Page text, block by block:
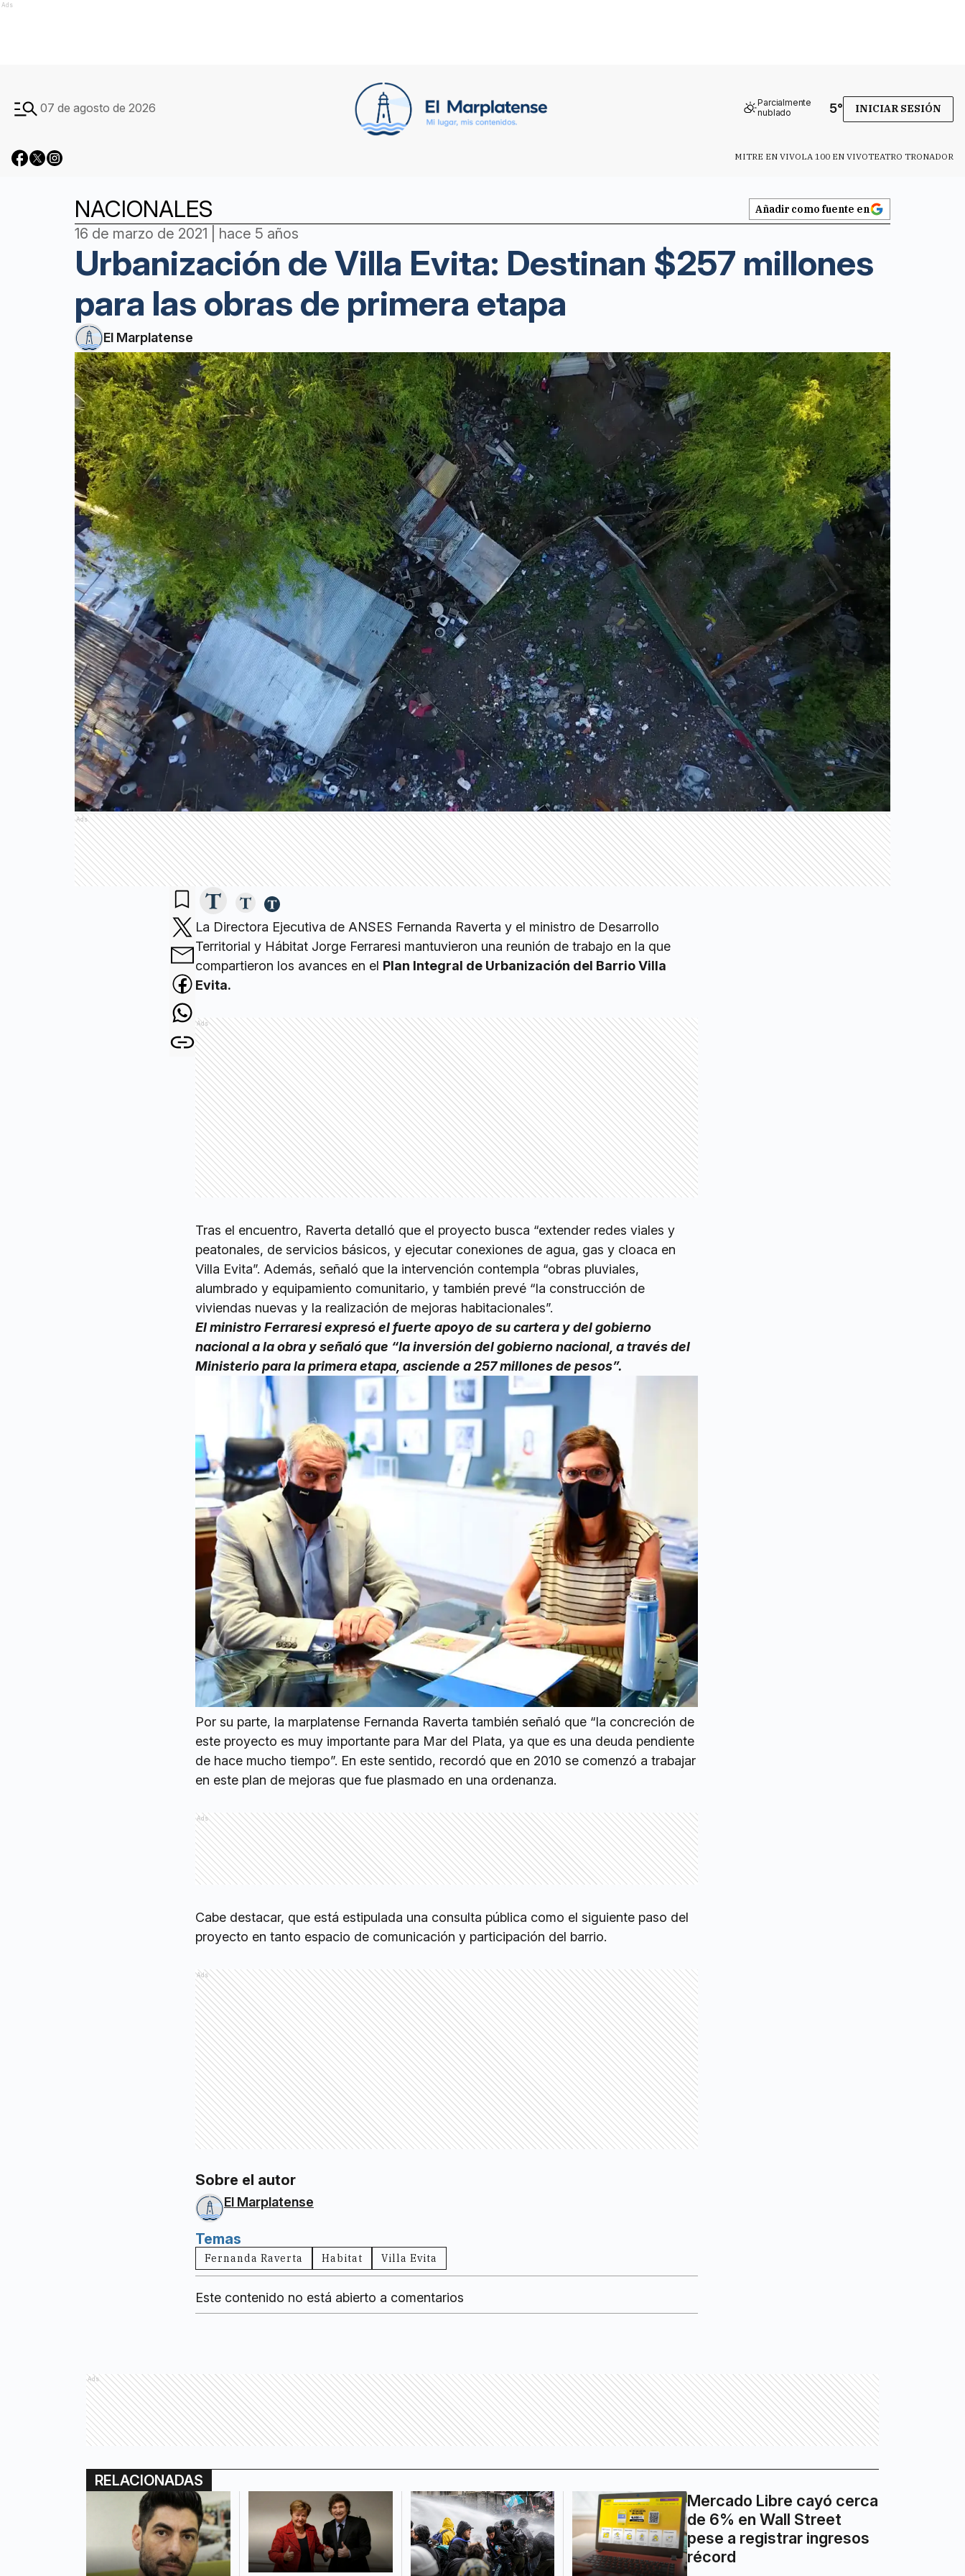
Ads
07 de agosto de 2026
Parcialmente
nublado
5° INICIAR SESIÓN
MITRE EN VIVOLA 100 EN VIVOTEATRO TRONADOR
NACIONALES Añadir como fuente en
16 de marzo de 2021 | hace 5 años
Urbanización de Villa Evita: Destinan $257 millones
para las obras de primera etapa
El Marplatense
Ads
La Directora Ejecutiva de ANSES Fernanda Raverta y el ministro de Desarrollo
Territorial y Hábitat Jorge Ferraresi mantuvieron una reunión de trabajo en la que
compartieron los avances en el Plan Integral de Urbanización del Barrio Villa
Evita.
Ads
Tras el encuentro, Raverta detalló que el proyecto busca “extender redes viales y
peatonales, de servicios básicos, y ejecutar conexiones de agua, gas y cloaca en
Villa Evita”. Además, señaló que la intervención contempla “obras pluviales,
alumbrado y equipamiento comunitario, y también prevé “la construcción de
viviendas nuevas y la realización de mejoras habitacionales”.
El ministro Ferraresi expresó el fuerte apoyo de su cartera y del gobierno
nacional a la obra y señaló que “la inversión del gobierno nacional, a través del
Ministerio para la primera etapa, asciende a 257 millones de pesos”.
Por su parte, la marplatense Fernanda Raverta también señaló que “la concreción de
este proyecto es muy importante para Mar del Plata, ya que es una deuda pendiente
de hace mucho tiempo”. En este sentido, recordó que en 2010 se comenzó a trabajar
en este plan de mejoras que fue plasmado en una ordenanza.
Ads
Cabe destacar, que está estipulada una consulta pública como el siguiente paso del
proyecto en tanto espacio de comunicación y participación del barrio.
Ads
Sobre el autor
El Marplatense
Temas
Fernanda Raverta Habitat Villa Evita
Este contenido no está abierto a comentarios
Ads
RELACIONADAS
Mercado Libre cayó cerca
de 6% en Wall Street
pese a registrar ingresos
récord